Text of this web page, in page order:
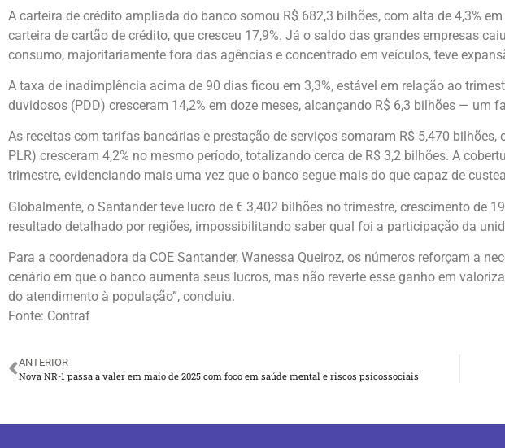
A carteira de crédito ampliada do banco somou R$ 682,3 bilhões, com alta de 4,3%
carteira de cartão de crédito, que cresceu 17,9%. Já o saldo das grandes empresas
consumo, majoritariamente fora das agências e concentrado em veículos, teve
A taxa de inadimplência acima de 90 dias ficou em 3,3%, estável em relação ao
duvidosos (PDD) cresceram 14,2% em doze meses, alcançando R$ 6,3 bilhões — um
As receitas com tarifas bancárias e prestação de serviços somaram R$ 5,470
PLR) cresceram 4,2% no mesmo período, totalizando cerca de R$ 3,2 bilhões. A
trimestre, evidenciando mais uma vez que o banco segue mais do que capaz de
Globalmente, o Santander teve lucro de € 3,402 bilhões no trimestre, crescimento de
resultado detalhado por regiões, impossibilitando saber qual foi a participação da
Para a coordenadora da COE Santander, Wanessa Queiroz, os números reforçam a
cenário em que o banco aumenta seus lucros, mas não reverte esse ganho em
do atendimento à população”, concluiu.
Fonte: Contraf
ANTERIOR
Nova NR-1 passa a valer em maio de 2025 com foco em saúde mental e riscos psicossociais